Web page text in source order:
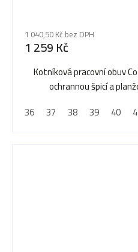
1 040,50 Kč bez DPH
1 259 Kč
Kotníková pracovní obuv
ochrannou špicí a
36
37 38 39 40